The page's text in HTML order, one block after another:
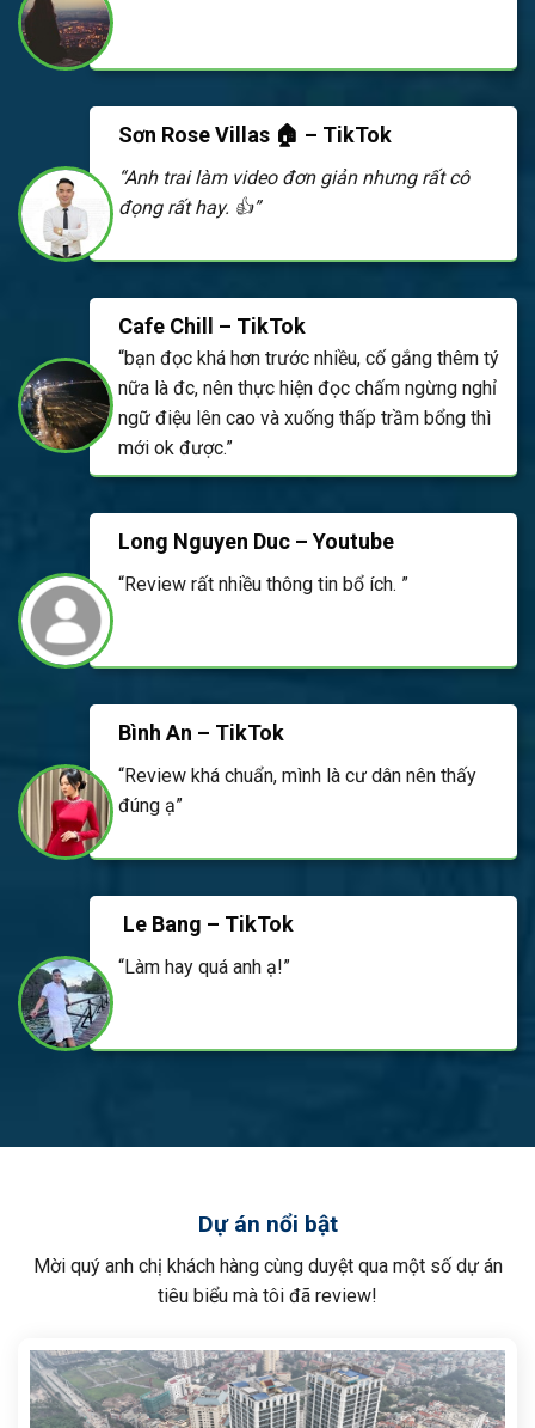
Sơn Rose Villas 🏠 – TikTok
“Anh trai làm video đơn giản nhưng rất cô
đọng rất hay. 👍”
Cafe Chill – TikTok
“bạn đọc khá hơn trước nhiều, cố gắng thêm tý
nữa là đc, nên thực hiện đọc chấm ngừng nghỉ
ngữ điệu lên cao và xuống thấp trầm bổng thì
mới ok được.”
Long Nguyen Duc – Youtube
“Review rất nhiều thông tin bổ ích. ”
Bình An – TikTok
“Review khá chuẩn, mình là cư dân nên thấy
đúng ạ”
Le Bang – TikTok
“Làm hay quá anh ạ!”
Dự án nổi bật
Mời quý anh chị khách hàng cùng duyệt qua một số dự án
tiêu biểu mà tôi đã review!